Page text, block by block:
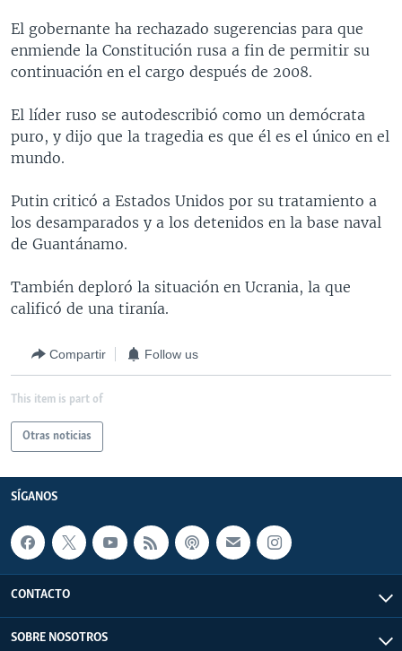
LAS CLAVES
PANORAMA
BUENOS DÍAS AMÉRICA
ESTADOS UNIDOS AL DÍA
FORO [RADIO]
DEPORTIVO INTERNACIONAL
ENTRETENIMIENTO
Learning English
El gobernante ha rechazado sugerencias para que
enmiende la Constitución rusa a fin de permitir su
continuación en el cargo después de 2008.
El líder ruso se autodescribió como un demócrata
puro, y dijo que la tragedia es que él es el único en el
mundo.
Putin criticó a Estados Unidos por su tratamiento a
los desamparados y a los detenidos en la base naval
de Guantánamo.
También deploró la situación en Ucrania, la que
calificó de una tiranía.
Compartir Follow us
This item is part of
Otras noticias
SÍGANOS
CONTACTO
SOBRE NOSOTROS